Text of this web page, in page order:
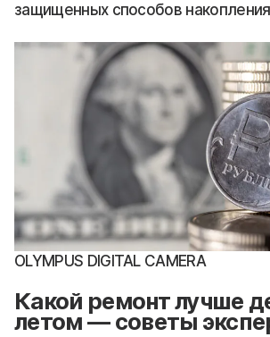
защищенных способов
OLYMPUS DIGITAL CAMERA
Какой ремонт лучше
летом — советы